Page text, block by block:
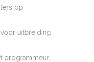
op
uitbreiding
programmeur,